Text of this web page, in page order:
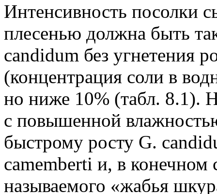
Интенсивность посолки
плесенью должна быть
candidum без угнетения
(концентрация соли в
но ниже 10% (табл. 8.1).
с повышенной
быстрому росту G.
camemberti и, в конечном
называемого «жабья